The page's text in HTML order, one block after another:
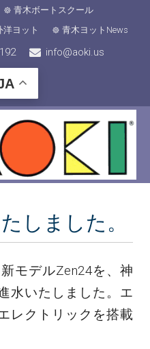
青木ボートスクール
洋ヨット 青木ヨットNews
info@aoki.us
しました。
モデルZen24を、神
水いたしました。エ
レクトリックを搭載